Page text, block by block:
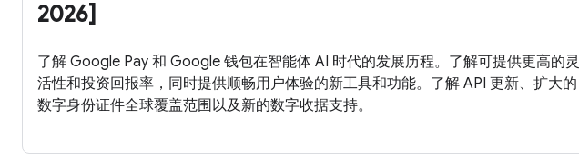
2026]
了解 Google Pay 和 Google 钱包在智能体 AI 时代的发展历程。了解可提供更高的灵
活性和投资回报率，同时提供顺畅用户体验的新工具和功能。了解 API 更新、扩大的
数字身份证件全球覆盖范围以及新的数字收据支持。